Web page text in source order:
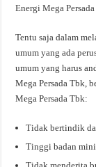
Energi Mega
Tentu saja dalam
umum yang ada
umum yang harus
Mega Persada Tbk,
Mega Persada Tbk:
Tidak bertindik
Tinggi badan
Tidak menderita